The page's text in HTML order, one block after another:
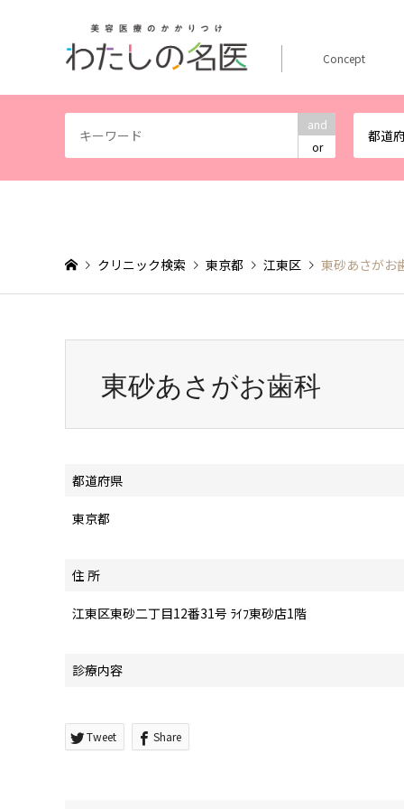
and
or
都道
Concept
クリニック検索 東京都 江東区 東砂あさがお
東砂あさがお歯科
都道府県
東京都
住 所
江東区東砂二丁目12番31号 ﾗｲﾌ東砂店1階
診療内容
Tweet Share